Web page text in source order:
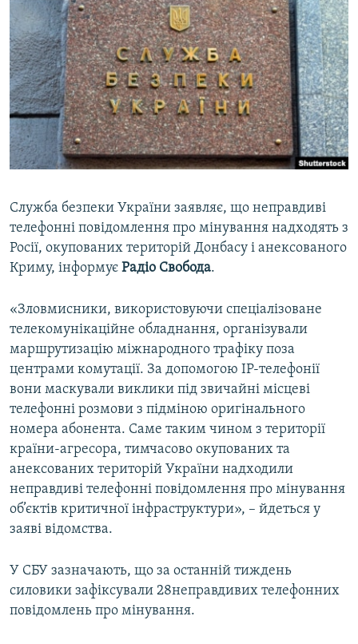
СПЕЦПРОЕКТИ
ДЕПОРТАЦІЯ
ВІДЕОУРОКИ «ELIFBE»
СВІДЧЕННЯ ОКУПАЦІЇ
УКРАЇНСЬКА ПРОБЛЕМА КРИМУ
ІНФОГРАФІКА
ЯК ОБІЙТИ БЛОКУВАННЯ
Русский
Qırımtatar
ДОЛУЧАЙСЯ!
Усі сайти RFE/RL
Служба безпеки України заявляє, що неправдиві
телефонні повідомлення про мінування надходять з
Росії, окупованих територій Донбасу і анексованого
Криму, інформує Радіо Свобода.
«Зловмисники, використовуючи спеціалізоване
телекомунікаційне обладнання, організували
маршрутизацію міжнародного трафіку поза
центрами комутації. За допомогою ІР-телефонії
вони маскували виклики під звичайні місцеві
телефонні розмови з підміною оригінального
номера абонента. Саме таким чином з території
країни-агресора, тимчасово окупованих та
анексованих територій України надходили
неправдиві телефонні повідомлення про мінування
об’єктів критичної інфраструктури», – йдеться у
заяві відомства.
У СБУ зазначають, що за останній тиждень
силовики зафіксували 28неправдивих телефонних
повідомлень про мінування.